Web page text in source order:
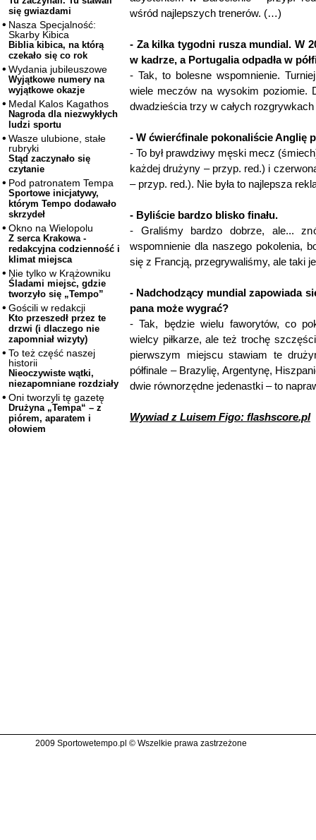
się gwiazdami
Nasza Specjalność:
Skarby Kibica
Biblia kibica, na którą
czekało się co rok
Wydania jubileuszowe
Wyjątkowe numery na
wyjątkowe okazje
Medal Kalos Kagathos
Nagroda dla niezwykłych
ludzi sportu
Wasze ulubione, stałe
rubryki
Stąd zaczynało się
czytanie
Pod patronatem Tempa
Sportowe inicjatywy,
którym Tempo dodawało
skrzydeł
Okno na Wielopolu
Z serca Krakowa -
redakcyjna codzienność i
klimat miejsca
Nie tylko w Krążowniku
Śladami miejsc, gdzie
tworzyło się „Tempo”
Gościli w redakcji
Kto przeszedł przez te
drzwi (i dlaczego nie
zapomniał wizyty)
To też część naszej
historii
Nieoczywiste wątki,
niezapomniane rozdziały
Oni tworzyli tę gazetę
Drużyna „Tempa“ – z
piórem, aparatem i
ołowiem
wśród najlepszych trenerów. (…)
- Za kilka tygodni rusza mundial. W
w kadrze, a Portugalia odpadła w
- Tak, to bolesne wspomnienie.
wiele meczów na wysokim poziomie.
dwadzieścia trzy w całych
- W ćwierćfinale pokonaliście Anglię
- To był prawdziwy męski mecz
każdej drużyny – przyp. red.) i
– przyp. red.). Nie była to najlepsza
- Byliście bardzo blisko finału.
- Graliśmy bardzo dobrze, ale...
wspomnienie dla naszego pokolenia,
się z Francją, przegrywaliśmy, ale taki
- Nadchodzący mundial zapowiada
pana może wygrać?
- Tak, będzie wielu faworytów, co
wielcy piłkarze, ale też trochę
pierwszym miejscu stawiam te
półfinale – Brazylię, Argentynę,
dwie równorzędne jedenastki – to
Wywiad z Luisem Figo: flashscore.pl
2009 Sportowetempo.pl © Wszelkie prawa zastrzeżone